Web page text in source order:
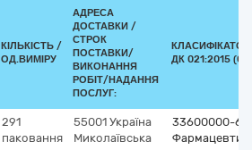
КІЛЬКІСТЬ /
ОД.ВИМІРУ
АДРЕСА
ДОСТАВКИ /
СТРОК
ПОСТАВКИ/
ВИКОНАННЯ
РОБІТ/НАДАННЯ
ПОСЛУГ:
КЛАСИФІКАТОР
ДК 021:2015
291
паковання
55001 Україна
Миколаївська
33600000-6